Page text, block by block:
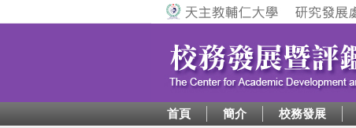
首頁 簡介 校務發展